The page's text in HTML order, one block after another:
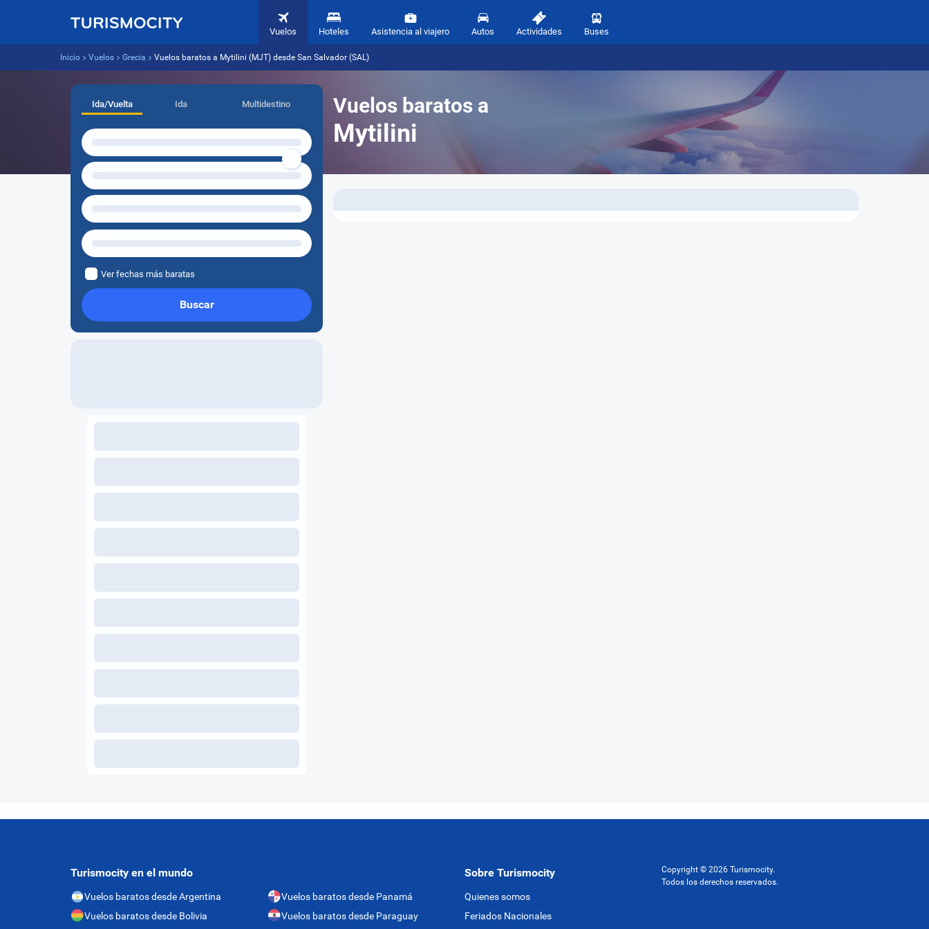
Vuelos Hoteles Asistencia al viajero Autos Actividades Buses
Inicio Vuelos Grecia Vuelos baratos a Mytilini (MJT) desde San Salvador (SAL)
Vuelos baratos a
Mytilini
Ida/Vuelta Ida Multidestino
Ver fechas más baratas
Buscar
Turismocity en el mundo
Vuelos baratos desde Argentina
Vuelos baratos desde Bolivia
Vuelos baratos desde Panamá
Vuelos baratos desde Paraguay
Sobre Turismocity
Quienes somos
Feriados Nacionales
Copyright © 2026 Turismocity.
Todos los derechos reservados.